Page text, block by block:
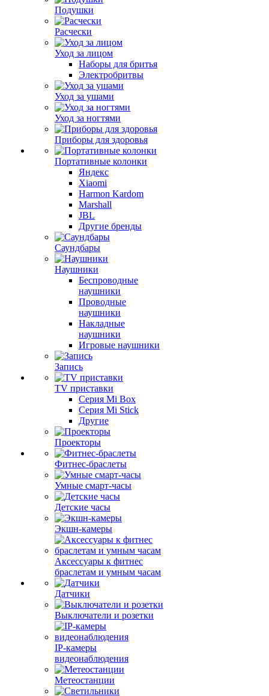
Подушки
Расчески
Уход за лицом
Наборы для бритья
Электробритвы
Уход за ушами
Уход за ногтями
Приборы для здоровья
Портативные колонки
Яндекс
Xiaomi
Harmon Kardom
Marshall
JBL
Другие бренды
Саундбары
Наушники
Беспроводные
наушники
Проводные
наушники
Накладные
наушники
Игровые наушники
Запись
TV приставки
Серия Mi Box
Серия Mi Stick
Другие
Проекторы
Фитнес-браслеты
Умные смарт-часы
Детские часы
Экшн-камеры
Аксессуары к фитнес
браслетам и умным часам
Датчики
Выключатели и розетки
IP-камеры
видеонаблюдения
Метеостанции